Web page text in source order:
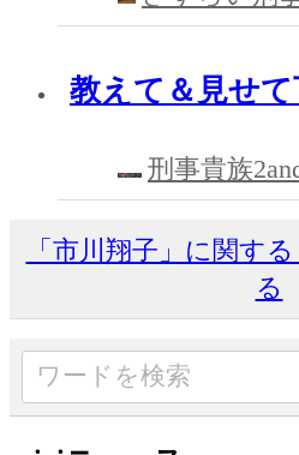
教えて＆見せ
刑事貴族
「市川翔子」に関す
る